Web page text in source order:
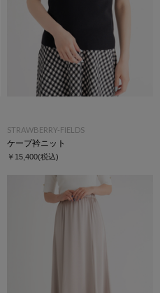
STRAWBERRY-FIELDS
ケープ衿ニット
￥15,400(税込)